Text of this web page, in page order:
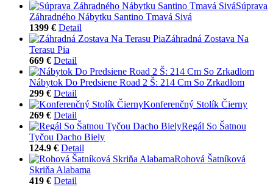
Súprava
Záhradného Nábytku Santino Tmavá Sivá
1399 € Detail
Záhradná Zostava Na
Terasu Pia
669 € Detail
Nábytok Do Predsiene Road 2 Š: 214 Cm So Zrkadlom
299 € Detail
Konferenčný Stolík Čierny
269 € Detail
Regál So Šatnou
Tyčou Dacho Biely
124.9 € Detail
Rohová Šatníková
Skriňa Alabama
419 € Detail